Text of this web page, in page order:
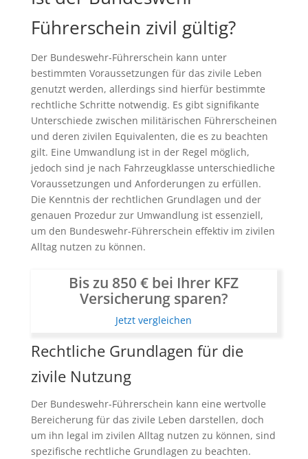
Führerschein zivil gültig?
Der Bundeswehr-Führerschein kann unter
bestimmten Voraussetzungen für das zivile Leben
genutzt werden, allerdings sind hierfür bestimmte
rechtliche Schritte notwendig. Es gibt signifikante
Unterschiede zwischen militärischen Führerscheinen
und deren zivilen Equivalenten, die es zu beachten
gilt. Eine Umwandlung ist in der Regel möglich,
jedoch sind je nach Fahrzeugklasse unterschiedliche
Voraussetzungen und Anforderungen zu erfüllen.
Die Kenntnis der rechtlichen Grundlagen und der
genauen Prozedur zur Umwandlung ist essenziell,
um den Bundeswehr-Führerschein effektiv im zivilen
Alltag nutzen zu können.
Bis zu 850 € bei Ihrer KFZ
Versicherung sparen?
Jetzt vergleichen
Rechtliche Grundlagen für die
zivile Nutzung
Der Bundeswehr-Führerschein kann eine wertvolle
Bereicherung für das zivile Leben darstellen, doch
um ihn legal im zivilen Alltag nutzen zu können, sind
spezifische rechtliche Grundlagen zu beachten.